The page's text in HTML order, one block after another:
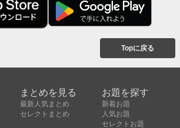
Topに戻る
まとめを見る
最新人気まとめ
セレクトまとめ
お題を探す
新着お題
人気お題
セレクトお題